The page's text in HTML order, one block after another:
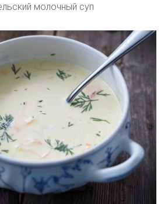
молочный суп